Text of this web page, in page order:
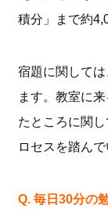
積分」まで約
宿題に関して
ます。教室に
たところに関
ロセスを踏んで
Q. 毎日30分の